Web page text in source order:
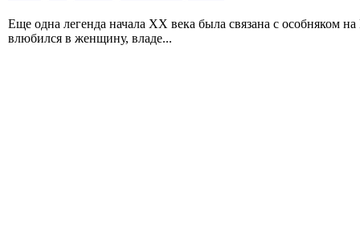
Еще одна легенда начала ХХ века была связана с особняком
влюбился в женщину, владе...